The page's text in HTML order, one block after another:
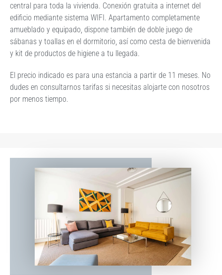
central para toda la vivienda. Conexión gratuita a internet del
edificio mediante sistema WIFI. Apartamento completamente
amueblado y equipado, dispone también de doble juego de
sábanas y toallas en el dormitorio, así como cesta de bienvenida
y kit de productos de higiene a tu llegada.
El precio indicado es para una estancia a partir de 11 meses. No
dudes en consultarnos tarifas si necesitas alojarte con nosotros
por menos tiempo.